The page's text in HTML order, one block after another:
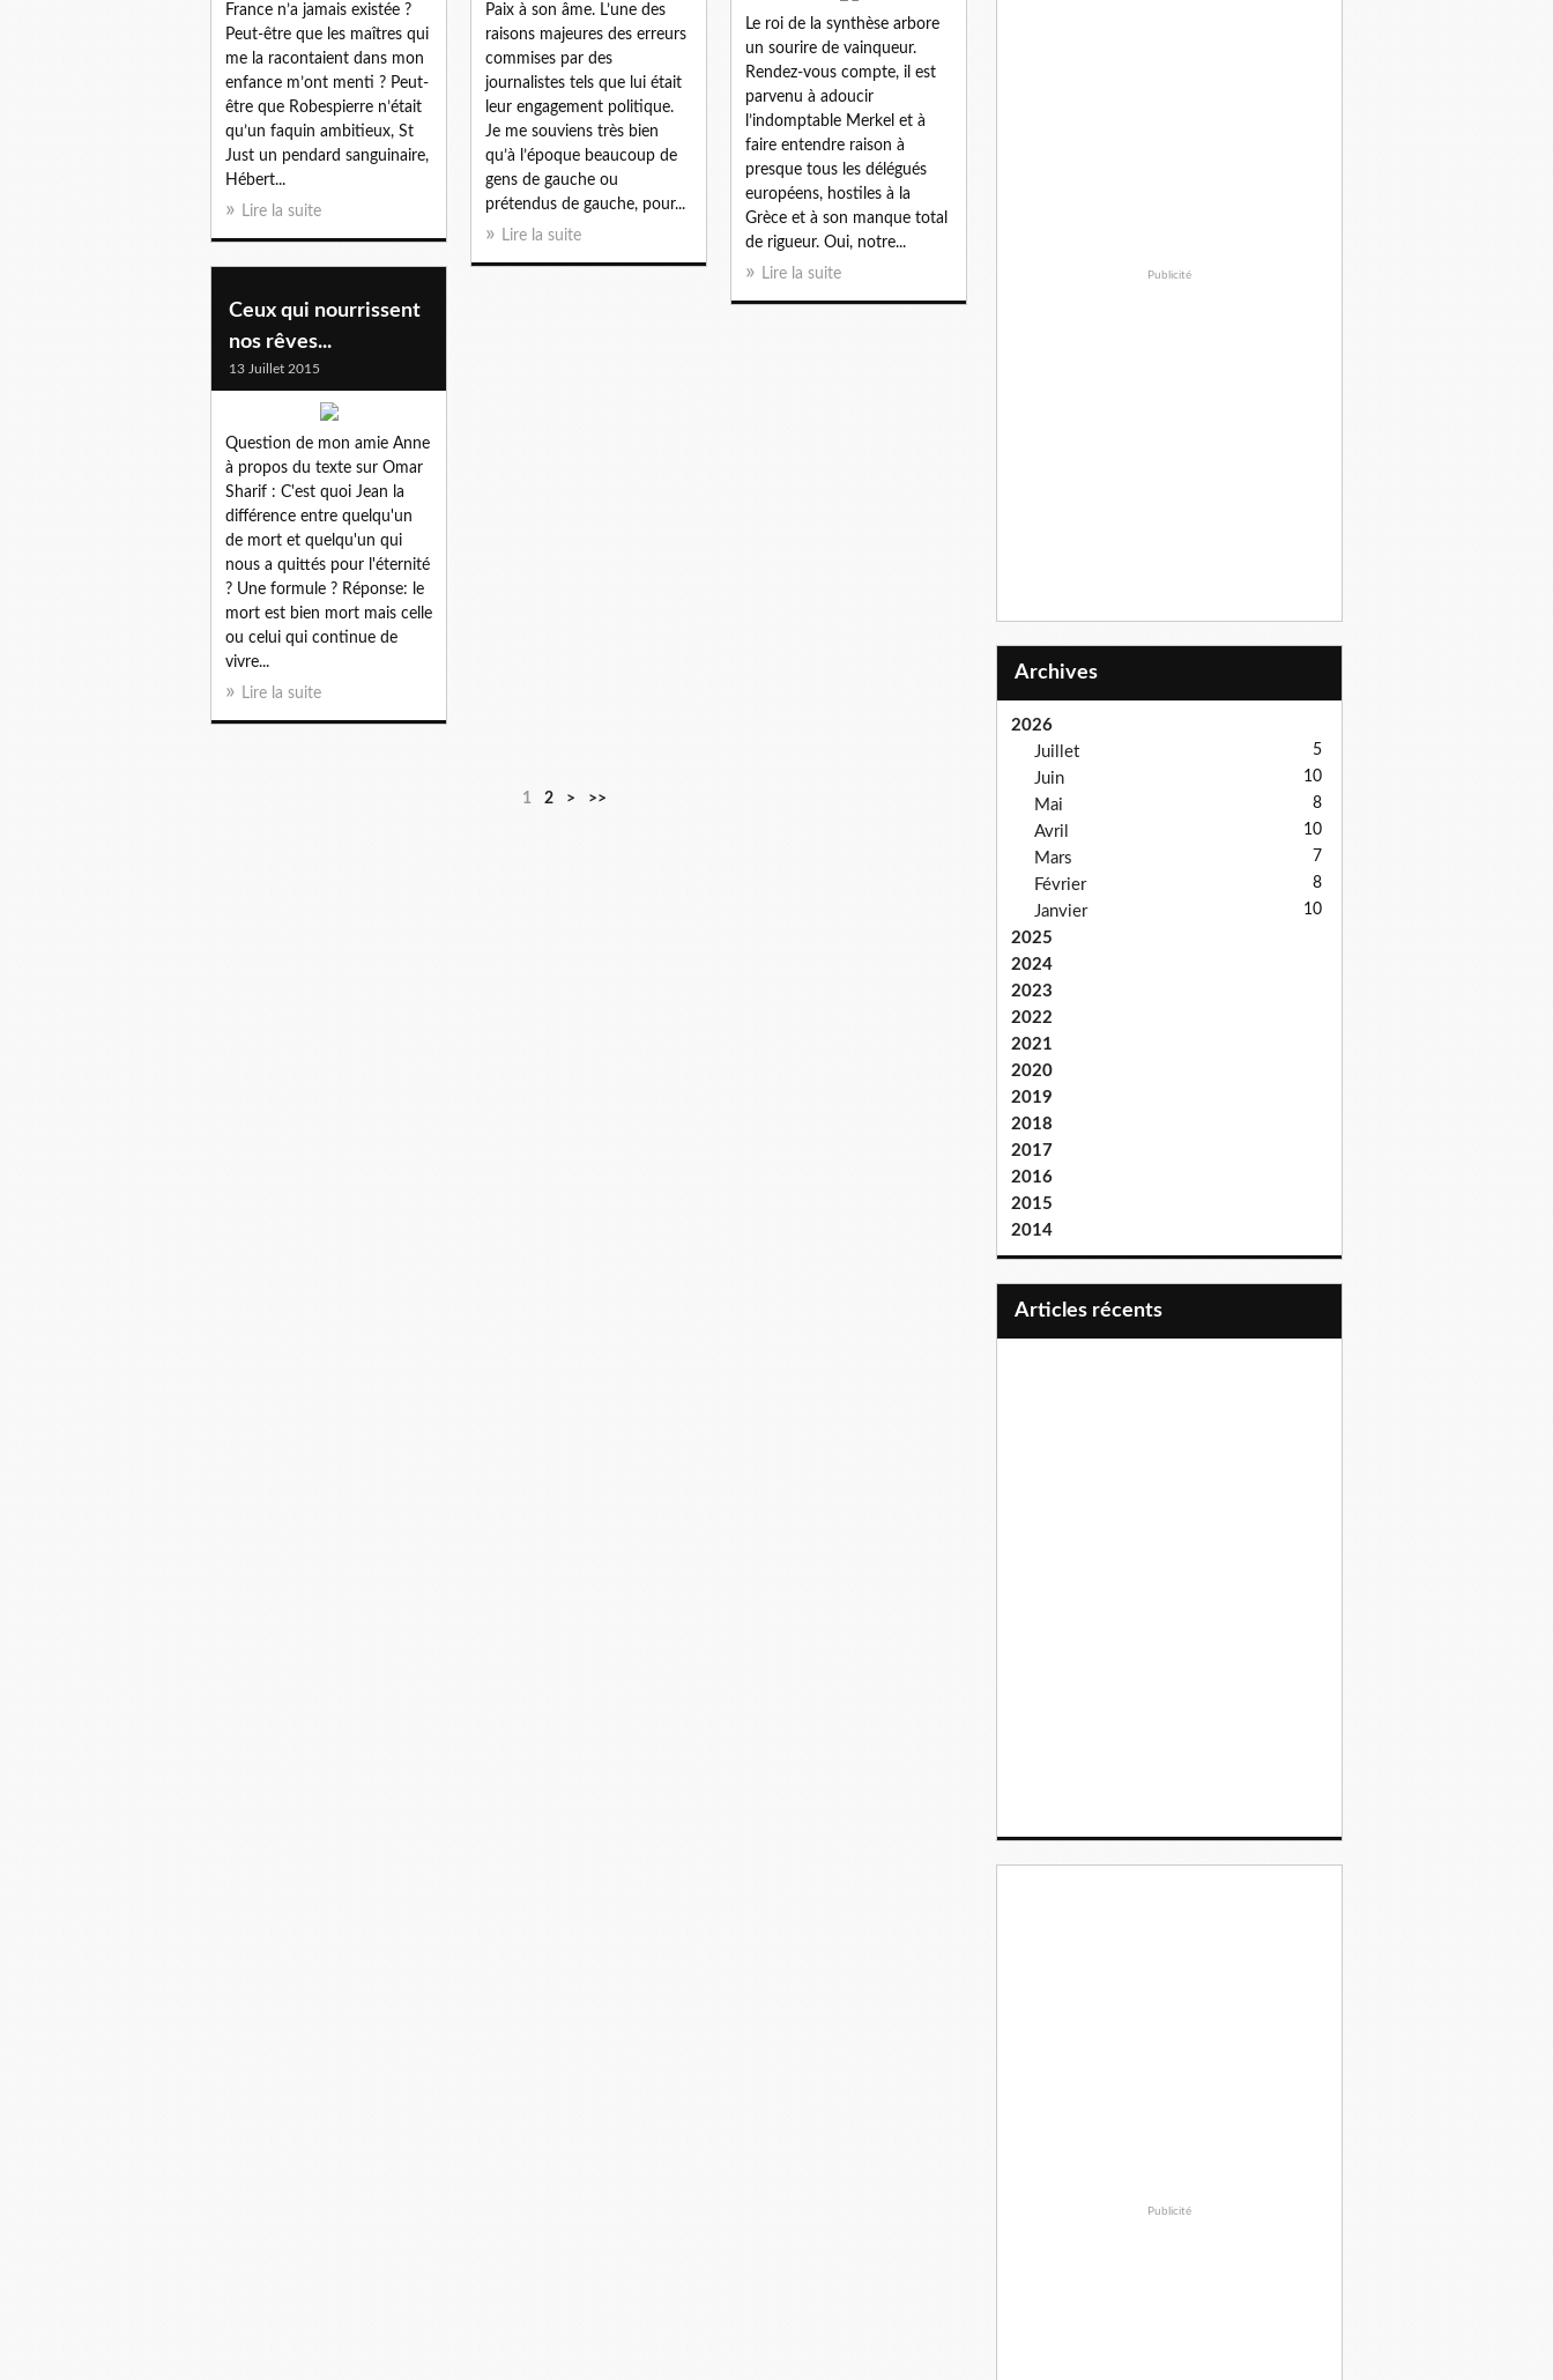
France n’a jamais existée ?
Peut-être que les maîtres qui
me la racontaient dans mon
enfance m’ont menti ? Peut-
être que Robespierre n’était
qu’un faquin ambitieux, St
Just un pendard sanguinaire,
Hébert...
Lire la suite
Paix à son âme. L’une des
raisons majeures des erreurs
commises par des
journalistes tels que lui était
leur engagement politique.
Je me souviens très bien
qu’à l’époque beaucoup de
gens de gauche ou
prétendus de gauche, pour...
Lire la suite
Le roi de la synthèse arbore
un sourire de vainqueur.
Rendez-vous compte, il est
parvenu à adoucir
l’indomptable Merkel et à
faire entendre raison à
presque tous les délégués
européens, hostiles à la
Grèce et à son manque total
de rigueur. Oui, notre...
Lire la suite
Ceux qui nourrissent
nos rêves...
13 Juillet 2015
Question de mon amie Anne
à propos du texte sur Omar
Sharif : C'est quoi Jean la
différence entre quelqu'un
de mort et quelqu'un qui
nous a quittés pour l'éternité
? Une formule ? Réponse: le
mort est bien mort mais celle
ou celui qui continue de
vivre...
Lire la suite
1 2 > >>
Publicité
Archives
2026
Juillet
5
Juin 10
Mai 8
Avril 10
Mars 7
Février 8
Janvier 10
2025
2024
2023
2022
2021
2020
2019
2018
2017
2016
2015
2014
articles récents
Publicité